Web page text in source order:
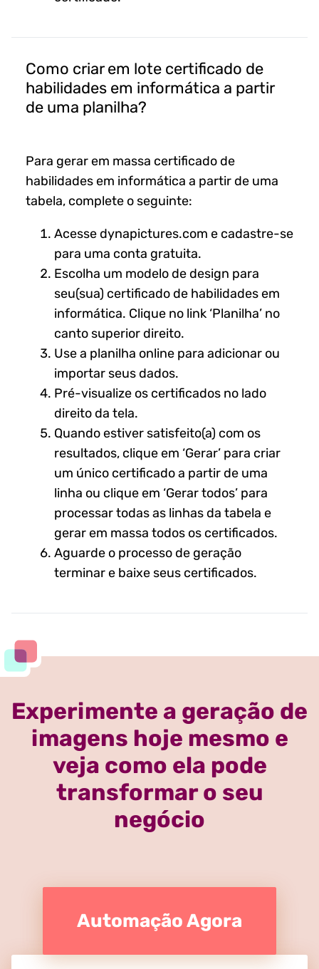
Como criar em lote certificado de
habilidades em informática a partir
de uma planilha?
Para gerar em massa certificado de
habilidades em informática a partir de uma
tabela, complete o seguinte:
Acesse dynapictures.com e cadastre-se
para uma conta gratuita.
Escolha um modelo de design para
seu(sua) certificado de habilidades em
informática. Clique no link ‘Planilha’ no
canto superior direito.
Use a planilha online para adicionar ou
importar seus dados.
Pré-visualize os certificados no lado
direito da tela.
Quando estiver satisfeito(a) com os
resultados, clique em ‘Gerar’ para criar
um único certificado a partir de uma
linha ou clique em ‘Gerar todos’ para
processar todas as linhas da tabela e
gerar em massa todos os certificados.
Aguarde o processo de geração
terminar e baixe seus certificados.
Experimente a geração de
imagens hoje mesmo e
veja como ela pode
transformar o seu
negócio
Automação Agora